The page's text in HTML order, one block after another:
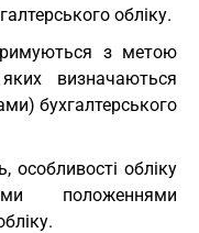
обліку.
з метою
визначаються
бухгалтерського
особливості обліку
положеннями